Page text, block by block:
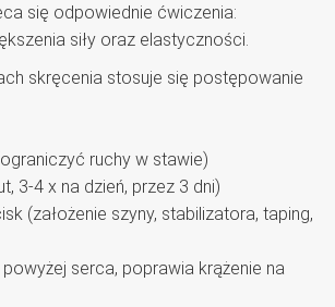
się odpowiednie ćwiczenia:
siły oraz elastyczności.
skręcenia stosuje się postępowanie
ruchy w stawie)
3-4 x na dzień, przez 3 dni)
(założenie szyny, stabilizatora, taping,
powyżej serca, poprawia krążenie na